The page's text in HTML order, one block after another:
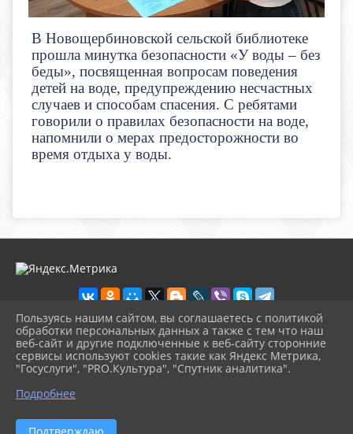
В Новощербиновской сельской библиотеке
прошла минутка безопасности «У воды – без
беды», посвященная вопросам поведения
детей на воде, предупреждению несчастных
случаев и способам спасения. С ребятами
говорили о правилах безопасности на воде,
напомнили о мерах предосторожности во
время отдыха у воды.
2026 г. novosb.sherbok.ru
Вход
Карта сайта
Политика обработки персональных данных
Сделано на KubCMS
Разработка и поддержка
Пользуясь нашим сайтом, вы соглашаетесь с политикой
обработки персональных данных а также с тем что наш
веб-сайт и другие подключенные к веб-сайту сторонние
сервисы используют cookies такие как Яндекс Метрика,
"Госуслуги", "PRO.Культура", "Спутник аналитика".
Подробнее